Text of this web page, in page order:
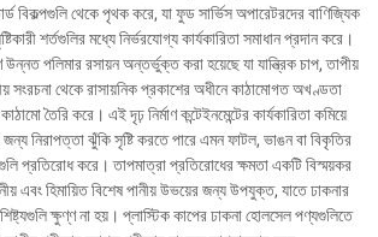
বিকল্পগুলি থেকে পৃথক করে, যা ফুড সার্ভিস অপারেটরদের বাণিজ্যিক
শর্তগুলির মধ্যে নির্ভরযোগ্য কার্যকারিতা সমাধান প্রদান করে।
পলিমার রসায়ন অন্তর্ভুক্ত করা হয়েছে যা যান্ত্রিক চাপ, তাপীয়
সংরচনা থেকে রাসায়নিক প্রকাশের অধীনে কাঠামোগত অখণ্ডতা
তৈরি করে। এই দৃঢ় নির্মাণ কন্টেইনমেন্টের কার্যকারিতা কমিয়ে
জন্য নিরাপত্তা ঝুঁকি সৃষ্টি করতে পারে এমন ফাটল, ভাঙন বা বিকৃতির
প্রতিরোধ করে। তাপমাত্রা প্রতিরোধের ক্ষমতা একটি বিস্ময়কর
এবং হিমায়িত বিশেষ পানীয় উভয়ের জন্য উপযুক্ত, যাতে ঢাকনার
ক্ষুণ্ণ না হয়। প্লাস্টিক কাপের ঢাকনা হোলসেল পণ্যগুলিতে